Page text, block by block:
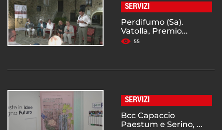
SERVIZI
Perdifumo (Sa).
Vatolla, Premio...
55
SERVIZI
Bcc Capaccio
Paestum e Serino, ...